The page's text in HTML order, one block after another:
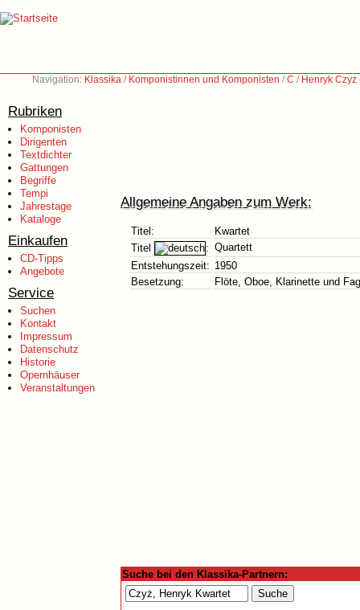
Navigation: Klassika / Komponistinnen und Komponisten /C / Henryk
Rubriken
Komponisten
Dirigenten
Textdichter
Gattungen
Begriffe
Tempi
Jahrestage
Kataloge
Einkaufen
CD-Tipps
Angebote
Service
Suchen
Kontakt
Impressum
Datenschutz
Historie
Opernhäuser
Veranstaltungen
Allgemeine Angaben zum Werk:
Titel:
Kwartet
Titel
: Quartett
Entstehungszeit: 1950
Besetzung:
Flöte, Oboe, Klarinette und
Suche bei den Klassika-Partnern: